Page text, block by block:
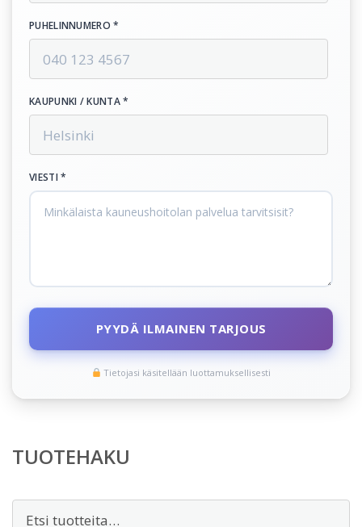
PUHELINNUMERO *
KAUPUNKI / KUNTA *
VIESTI *
PYYDÄ ILMAINEN TARJOUS
Tietojasi käsitellään luottamuksellisesti
TUOTEHAKU